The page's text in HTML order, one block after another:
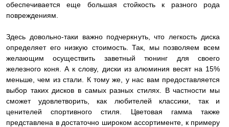
обеспечивается еще большая стойкость к разного рода
повреждениям.
Здесь довольно-таки важно подчеркнуть, что легкость диска
определяет его низкую стоимость. Так, мы позволяем всем
желающим осуществить заветный тюнинг для своего
железного коня. А к слову, диски из алюминия весят на 15%
меньше, чем из стали. К тому же, у нас вам предоставляется
выбор таких дисков в самых разных стилях. В частности мы
сможет удовлетворить, как любителей классики, так и
ценителей спортивного стиля. Цветовая гамма также
представлена в достаточно широком ассортименте, к примеру